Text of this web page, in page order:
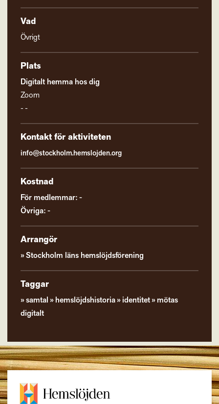
Vad
Övrigt
Plats
Digitalt hemma hos dig
Zoom
- -
Kontakt för aktiviteten
info@stockholm.hemslojden.org
Kostnad
För medlemmar: -
Övriga: -
Arrangör
Stockholm läns hemslöjdsförening
Taggar
samtal hemslöjdshistoria identitet
mötas
digitalt